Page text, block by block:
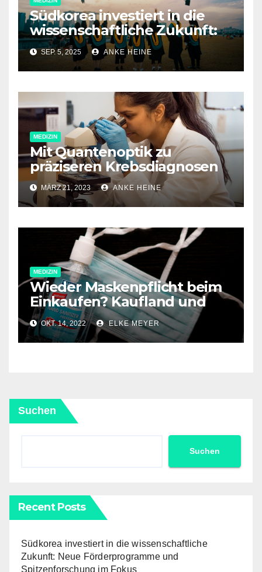
Südkorea investiert in die
wissenschaftliche Zukunft:
Neue Förderprogramme und
Spitzenforschung im Fokus
SEP. 5, 2025 ANKE HEINE
MEDIZIN
Mit Quantenoptik zu
präziseren Krebsdiagnosen
MÄRZ 21, 2023 ANKE HEINE
MEDIZIN
Wieder Maskenpflicht beim
Einkaufen? Kaufland und
Lidl mit klarer Linie
OKT. 14, 2022 ELKE MEYER
Suchen
Suchen
Recent Posts
Südkorea investiert in die wissenschaftliche
Zukunft: Neue Förderprogramme und
Spitzenforschung im Fokus